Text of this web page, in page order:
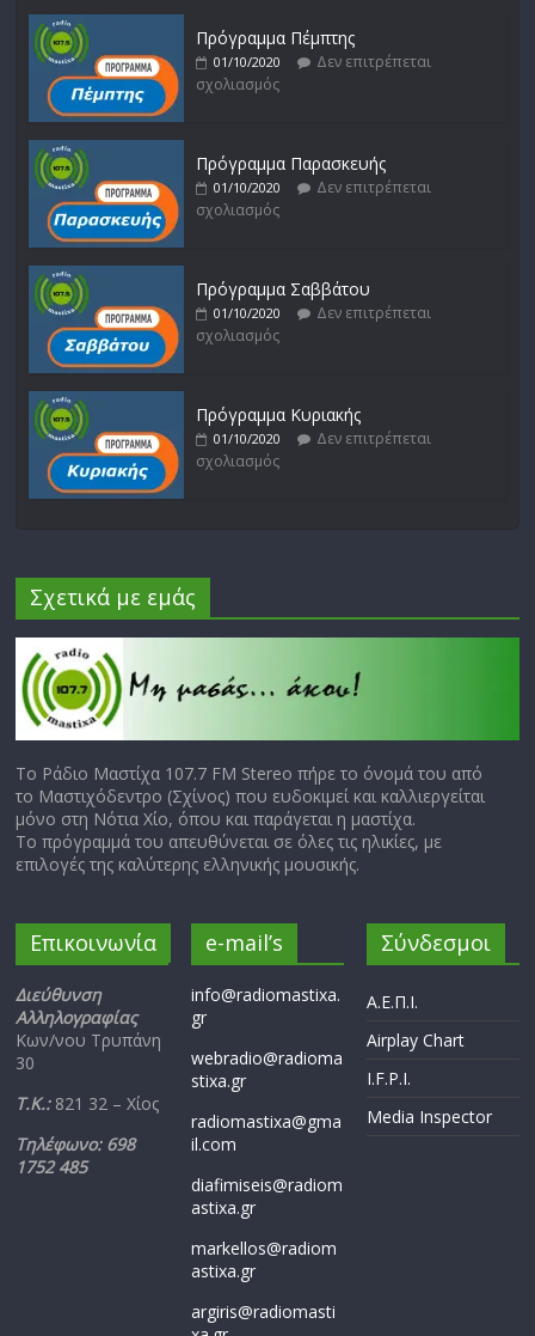
Πρόγραμμα Πέμπτης
01/10/2020
Δεν επιτρέπεται
σχολιασμός
Πρόγραμμα Παρασκευής
01/10/2020
Δεν επιτρέπεται
σχολιασμός
Πρόγραμμα Σαββάτου
01/10/2020
Δεν επιτρέπεται
σχολιασμός
Πρόγραμμα Κυριακής
01/10/2020
Δεν επιτρέπεται
σχολιασμός
Σχετικά με εμάς
Το Ράδιο Μαστίχα 107.7 FM Stereo πήρε το όνομά του από
το Μαστιχόδεντρο (Σχίνος) που ευδοκιμεί και καλλιεργείται
μόνο στη Νότια Χίο, όπου και παράγεται η μαστίχα.
Το πρόγραμμά του απευθύνεται σε όλες τις ηλικίες, με
επιλογές της καλύτερης ελληνικής μουσικής.
Επικοινωνία
Διεύθυνση
Αλληλογραφίας
Κων/νου Τρυπάνη
30
Τ.Κ.: 821 32 – Χίος
Τηλέφωνο: 698
1752 485
e-mail’s
info@radiomastixa.
gr
webradio@radioma
stixa.gr
radiomastixa@gma
il.com
diafimiseis@radiom
astixa.gr
markellos@radiom
astixa.gr
argiris@radiomasti
Σύνδεσμοι
Α.Ε.Π.Ι.
Airplay Chart
I.F.P.I.
Media Inspector